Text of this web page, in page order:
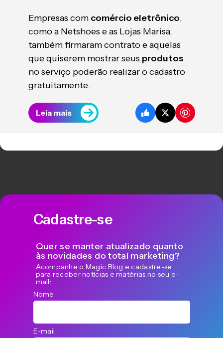
Empresas com comércio eletrônico,
como a Netshoes e as Lojas Marisa,
também firmaram contrato e aquelas
que quiserem mostrar seus produtos
no serviço poderão realizar o cadastro
gratuitamente.
Leia mais
Cadastre-se
Quer se manter atualizado quanto
às novidades do total marketing?
Acompanhe o Magic Blog e cadastre-se
para receber notícias e matérias no seu e-
mail:
Nome
E-mail